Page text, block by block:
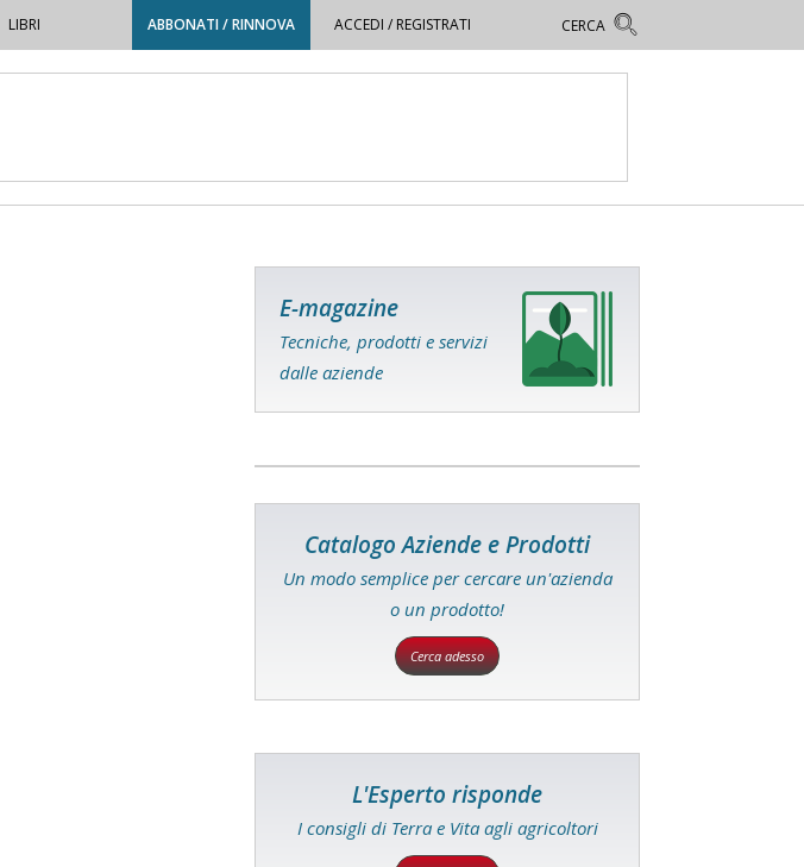
LIBRI ABBONATI / RINNOVA ACCEDI / REGISTRATI
E-magazine
Tecniche, prodotti e servizi
dalle aziende
Catalogo Aziende e Prodotti
Un modo semplice per cercare un'azienda
o un prodotto!
Cerca adesso
L'Esperto risponde
I consigli di Terra e Vita agli agricoltori